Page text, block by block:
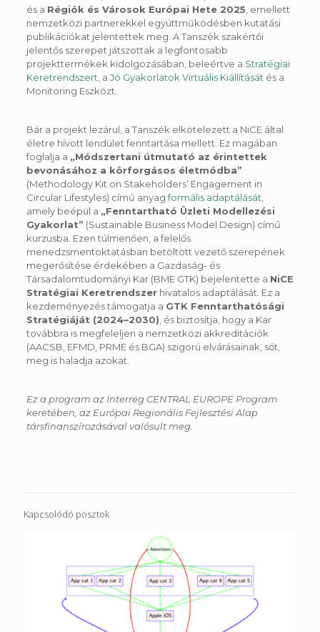
és a Régiók és Városok Európai Hete 2025 , emellett
nemzetközi partnerekkel együttműködésben kutatási
publikációkat jelentettek meg. A Tanszék szakértői
jelentős szerepet játszottak a legfontosabb
projekttermékek kidolgozásában, beleértve a Stratégiai
Keretrendszert , a Jó Gyakorlatok Virtuális Kiállítását és a
Monitoring Eszközt.
Bár a projekt lezárul, a Tanszék elkötelezett a NiCE által
életre hívott lendület fenntartása mellett. Ez magában
foglalja a „Módszertani útmutató az érintettek
bevonásához a körforgásos életmódba”
(Methodology Kit on Stakeholders’ Engagement in
Circular Lifestyles) című anyagformális adaptálását
amely beépül a „Fenntartható Üzleti Modellezési
Gyakorlat” (Sustainable Business Model Design) című
kurzusba. Ezen túlmenően, a felelős
menedzsmentoktatásban betöltött vezető szerepének
megerősítése érdekében a Gazdaság- és
Társadalomtudományi Kar (BME GTK) bejelentette a NiCE
Stratégiai Keretrendszerhivatalos adaptálását. Ez a
kezdeményezés támogatja a GTK Fenntarthatósági
Stratégiáját (2024–2030) , és biztosítja, hogy a Kar
továbbra is megfeleljen a nemzetközi akkreditációk
(AACSB, EFMD, PRME és BGA) szigorú elvárásainak, sőt,
meg is haladja azokat.
Ez a program az Interreg CENTRAL EUROPE Program
keretében, az Európai Regionális Fejlesztési Alap
társfinanszírozásával valósult meg.
Kapcsolódó posztok